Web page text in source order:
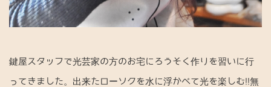
鍵屋スタッフで光芸家の方のお宅にろうそく作りを習いに行
ってきました。出来たローソクを水に浮かべて光を楽しむ!!無